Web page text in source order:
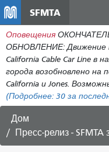
SFMTA
Оповещения
ОБНОВЛЕНИЕ: Движение
California Cable Car Line в
города возобновлено на
California и Jones.
(Подробнее: 30 за
Дом
Пресс-релиз - SFMTA запускает